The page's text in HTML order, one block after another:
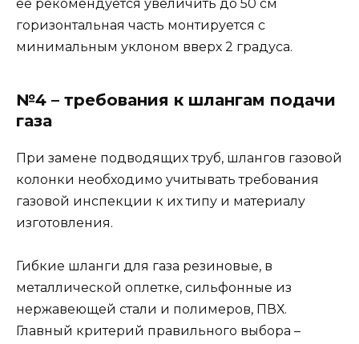
ее рекомендуется увеличить до 50 см
горизонтальная часть монтируется с
минимальным уклоном вверх 2 градуса.
№4 – требования к шлангам подачи
газа
При замене подводящих труб, шлангов газовой
колонки необходимо учитывать требования
газовой инспекции к их типу и материалу
изготовления.
Гибкие шланги для газа резиновые, в
металлической оплетке, сильфонные из
нержавеющей стали и полимеров, ПВХ.
Главный критерий правильного выбора –